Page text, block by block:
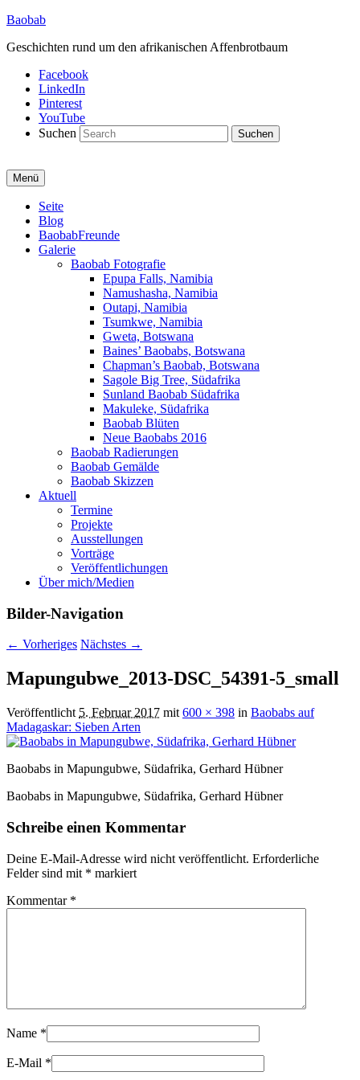
Baobab
Geschichten rund um den afrikanischen Affenbrotbaum
Facebook
LinkedIn
Pinterest
YouTube
Suchen
Menü
Primäres
Menü
Seite
Blog
BaobabFreunde
Galerie
Baobab Fotografie
Epupa Falls, Namibia
Namushasha, Namibia
Outapi, Namibia
Tsumkwe, Namibia
Gweta, Botswana
Baines’ Baobabs, Botswana
Chapman’s Baobab, Botswana
Sagole Big Tree, Südafrika
Sunland Baobab Südafrika
Makuleke, Südafrika
Baobab Blüten
Neue Baobabs 2016
Baobab Radierungen
Baobab Gemälde
Baobab Skizzen
Aktuell
Termine
Projekte
Ausstellungen
Vorträge
Veröffentlichungen
Über mich/Medien
Bilder-Navigation
← Vorheriges Nächstes →
Mapungubwe_2013-DSC_54391-5_small
Veröffentlicht 5. Februar 2017 mit 600 × 398 in Baobabs auf
Madagaskar: Sieben Arten
Baobabs in Mapungubwe, Südafrika, Gerhard Hübner
Baobabs in Mapungubwe, Südafrika, Gerhard Hübner
Schreibe einen Kommentar
Deine E-Mail-Adresse wird nicht veröffentlicht. Erforderliche
Felder sind mit * markiert
Kommentar *
Name *
E-Mail *